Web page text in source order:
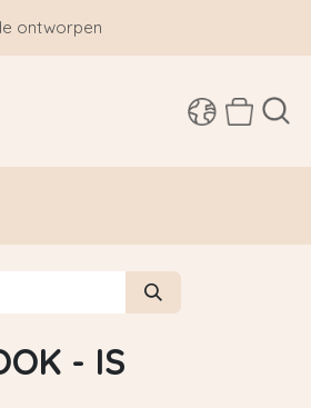
ontworpen
- IS